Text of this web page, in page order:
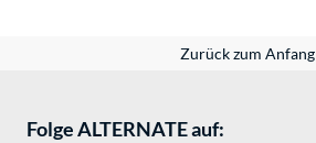
Zurück zum Anfang
Folge ALTERNATE auf: